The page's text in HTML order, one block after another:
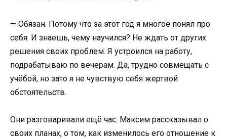
— Обязан. Потому что за этот год я многое понял про
себя. И знаешь, чему научился? Не ждать от других
решения своих проблем. Я устроился на работу,
подрабатываю по вечерам. Да, трудно совмещать с
учёбой, но зато я не чувствую себя жертвой
обстоятельств.
Они разговаривали ещё час. Максим рассказывал о
своих планах, о том, как изменилось его отношение к